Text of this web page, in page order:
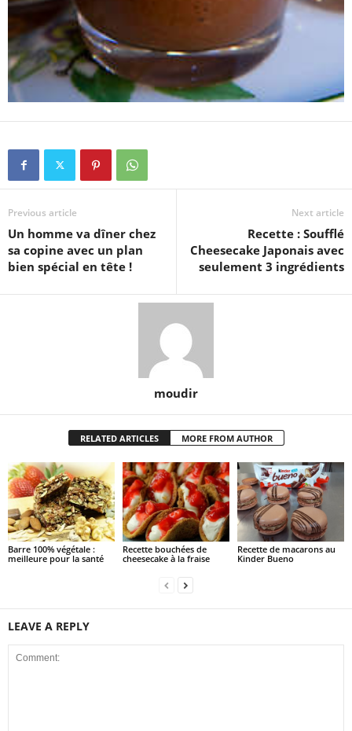
Previous article
Un homme va dîner chez
sa copine avec un plan
bien spécial en tête !
Next article
Recette : Soufflé
Cheesecake Japonais avec
seulement 3 ingrédients
moudir
RELATED ARTICLES MORE FROM AUTHOR
Barre 100% végétale :
meilleure pour la santé
Recette bouchées de
cheesecake à la fraise
Recette de macarons au
Kinder Bueno
LEAVE A REPLY